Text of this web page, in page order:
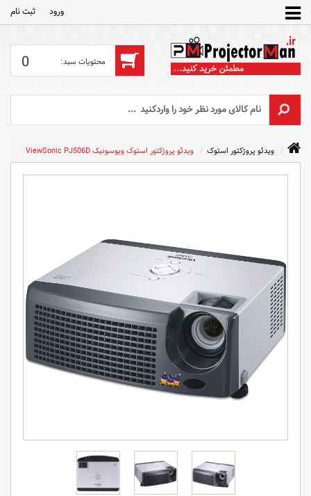
ورود ثبت‌ نام
0
ویدئو پروژکتور استوک ویدئو پروژکتور استوک ویوسونیک ViewSonic PJ506D